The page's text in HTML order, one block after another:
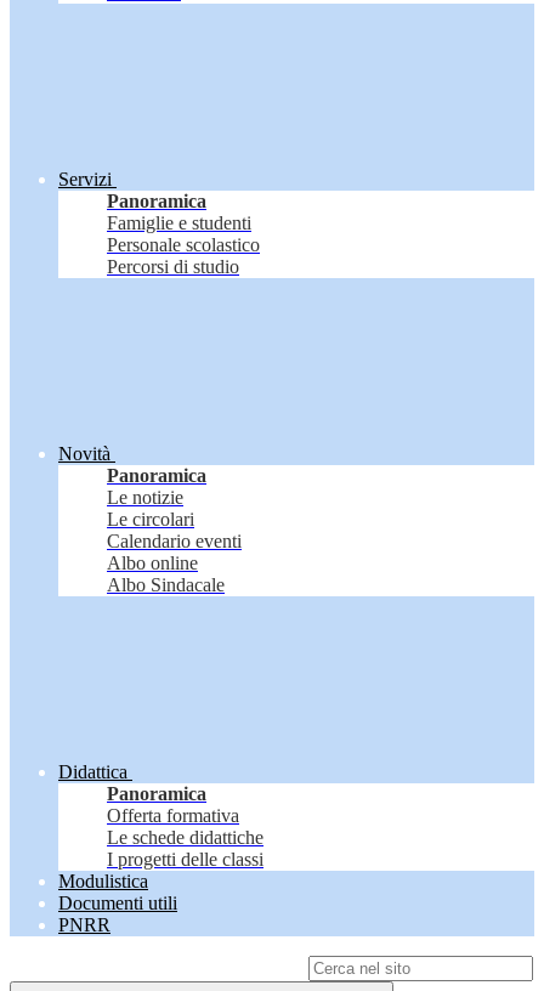
Servizi
Panoramica
Famiglie e studenti
Personale scolastico
Percorsi di studio
Novità
Panoramica
Le notizie
Le circolari
Calendario eventi
Albo online
Albo Sindacale
Didattica
Panoramica
Offerta formativa
Le schede didattiche
I progetti delle classi
Modulistica
Documenti utili
PNRR